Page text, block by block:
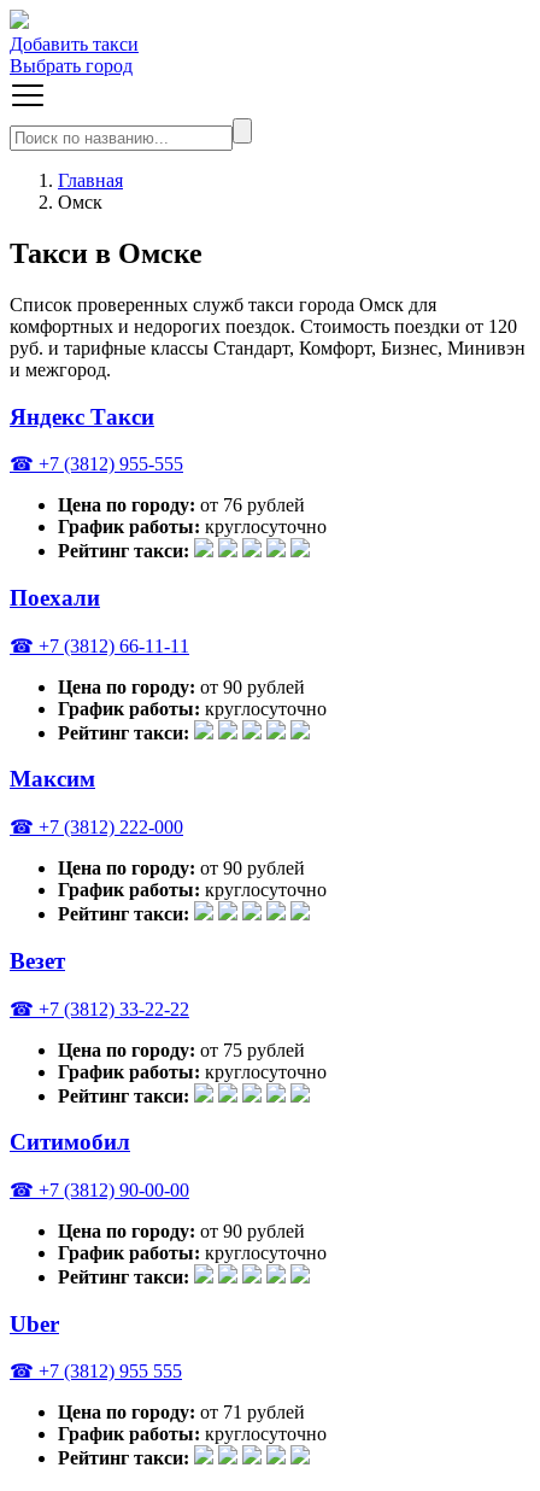
Добавить такси
Выбрать город
Главная
Омск
Такси в Омске
Список проверенных служб такси города Омск для
комфортных и недорогих поездок. Стоимость поездки от 120
руб. и тарифные классы Стандарт, Комфорт, Бизнес, Минивэн
и межгород.
Яндекс Такси
☎ +7 (3812) 955-555
Цена по городу: от 76 рублей
График работы: круглосуточно
Рейтинг такси:
Поехали
☎ +7 (3812) 66-11-11
Цена по городу: от 90 рублей
График работы: круглосуточно
Рейтинг такси:
Максим
☎ +7 (3812) 222-000
Цена по городу: от 90 рублей
График работы: круглосуточно
Рейтинг такси:
Везет
☎ +7 (3812) 33-22-22
Цена по городу: от 75 рублей
График работы: круглосуточно
Рейтинг такси:
Ситимобил
☎ +7 (3812) 90-00-00
Цена по городу: от 90 рублей
График работы: круглосуточно
Рейтинг такси:
Uber
☎ +7 (3812) 955 555
Цена по городу: от 71 рублей
График работы: круглосуточно
Рейтинг такси: